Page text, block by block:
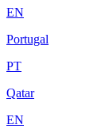
EN
Portugal
PT
Qatar
EN